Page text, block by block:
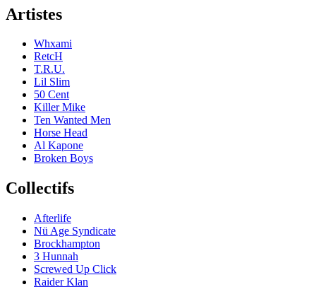
Artistes
Whxami
RetcH
T.R.U.
Lil Slim
50 Cent
Killer Mike
Ten Wanted Men
Horse Head
Al Kapone
Broken Boys
Collectifs
Afterlife
Nü Age Syndicate
Brockhampton
3 Hunnah
Screwed Up Click
Raider Klan